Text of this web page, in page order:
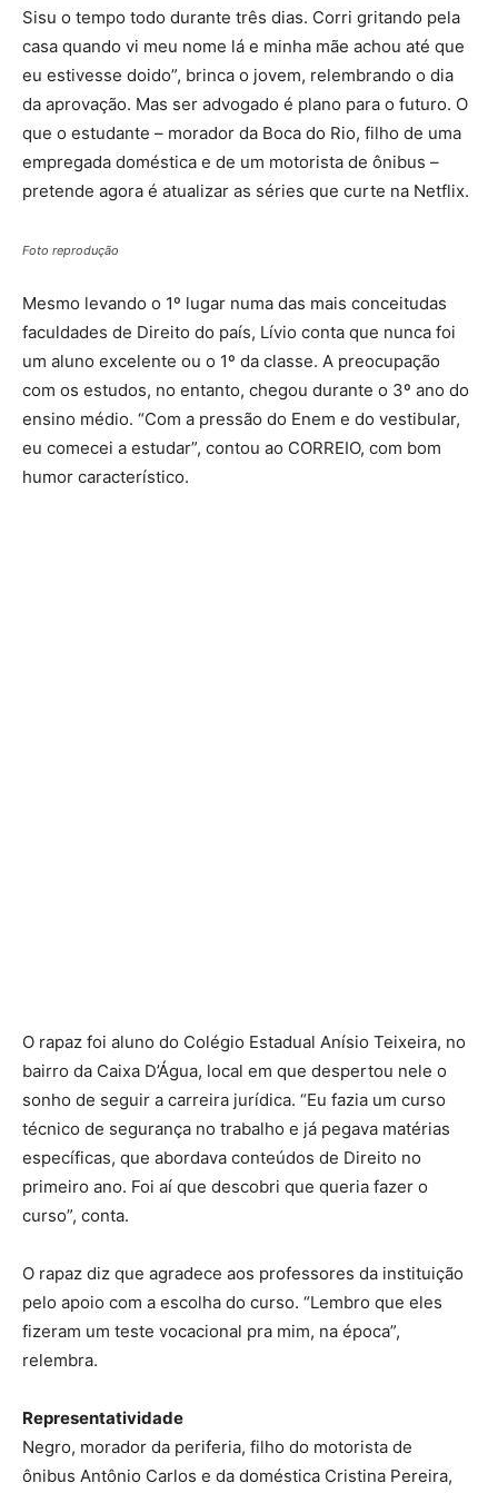
Sisu o tempo todo durante três dias. Corri gritando pela
casa quando vi meu nome lá e minha mãe achou até que
eu estivesse doido”, brinca o jovem, relembrando o dia
da aprovação. Mas ser advogado é plano para o futuro. O
que o estudante – morador da Boca do Rio, filho de uma
empregada doméstica e de um motorista de ônibus –
pretende agora é atualizar as séries que curte na Netflix.
Foto reprodução
Mesmo levando o 1º lugar numa das mais conceitudas
faculdades de Direito do país, Lívio conta que nunca foi
um aluno excelente ou o 1º da classe. A preocupação
com os estudos, no entanto, chegou durante o 3º ano do
ensino médio. “Com a pressão do Enem e do vestibular,
eu comecei a estudar”, contou ao CORREIO, com bom
humor característico.
O rapaz foi aluno do Colégio Estadual Anísio Teixeira, no
bairro da Caixa D’Água, local em que despertou nele o
sonho de seguir a carreira jurídica. “Eu fazia um curso
técnico de segurança no trabalho e já pegava matérias
específicas, que abordava conteúdos de Direito no
primeiro ano. Foi aí que descobri que queria fazer o
curso”, conta.
O rapaz diz que agradece aos professores da instituição
pelo apoio com a escolha do curso. “Lembro que eles
fizeram um teste vocacional pra mim, na época”,
relembra.
Representatividade
Negro, morador da periferia, filho do motorista de
ônibus Antônio Carlos e da doméstica Cristina Pereira,